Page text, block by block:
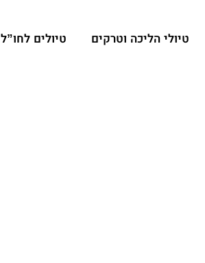
טיולי הליכה וטרקים טיולים לחו”ל